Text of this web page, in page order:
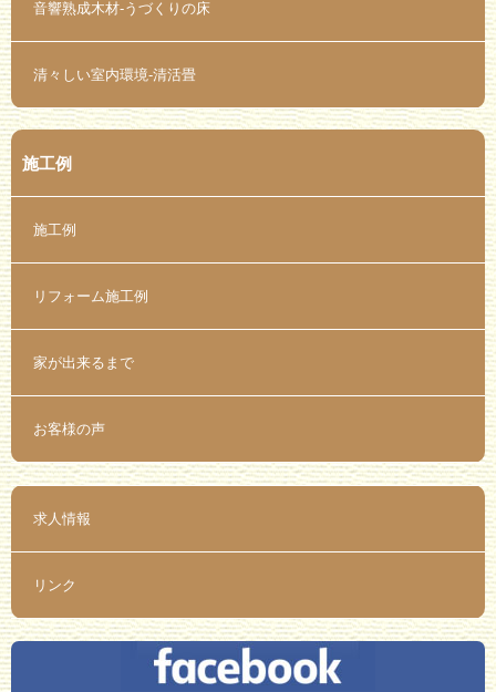
音響熟成木材-うづくりの床
清々しい室内環境-清活畳
施工例
施工例
リフォーム施工例
家が出来るまで
お客様の声
求人情報
リンク